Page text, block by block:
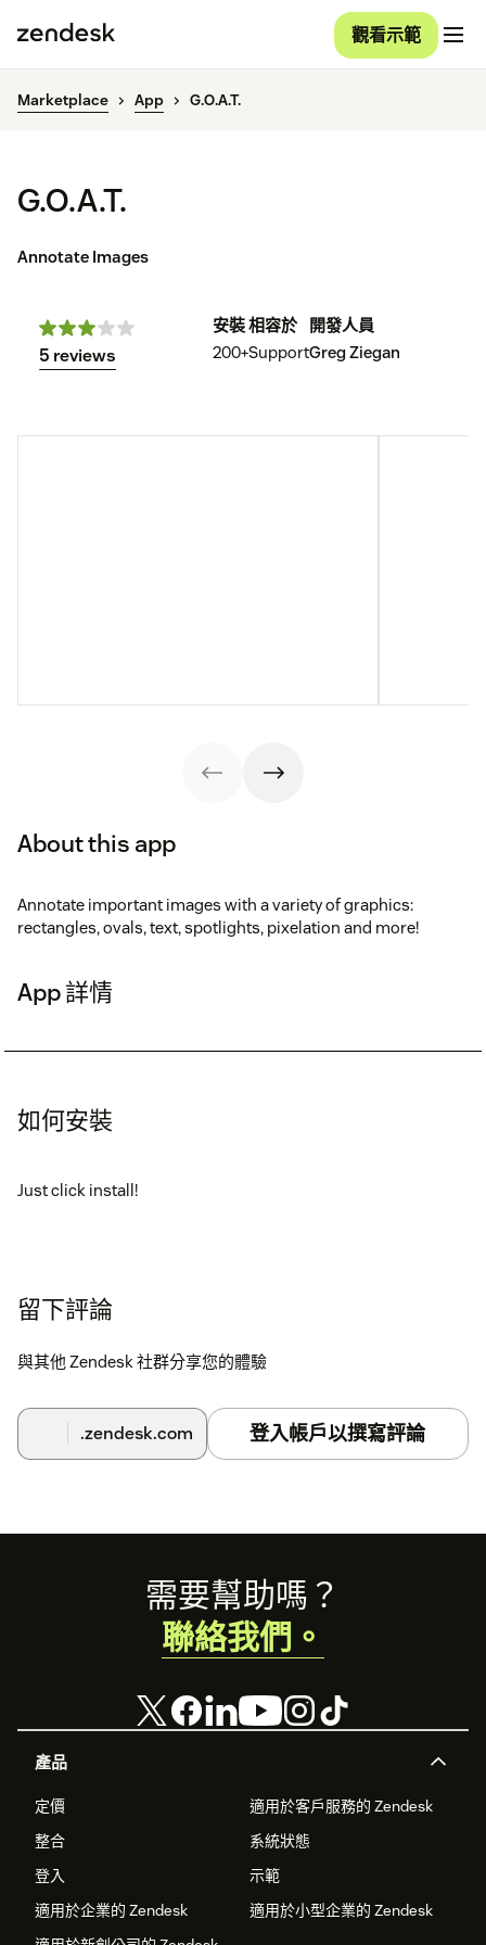
觀看示範
Marketplace App G.O.A.T.
G.O.A.T.
Annotate Images
5 reviews
安裝
200+
相容於
Support
開發人員
Greg Ziegan
About this app
Annotate important images with a variety of graphics:
rectangles, ovals, text, spotlights, pixelation and more!
App 詳情
如何安裝
Just click install!
留下評論
與其他 Zendesk 社群分享您的體驗
.zendesk.com 登入帳戶以撰寫評論
產品
定價
適用於客戶服務的 Zendesk
整合
系統狀態
登入
示範
適用於企業的 Zendesk
適用於小型企業的 Zendesk
需要幫助嗎？
聯絡我們。